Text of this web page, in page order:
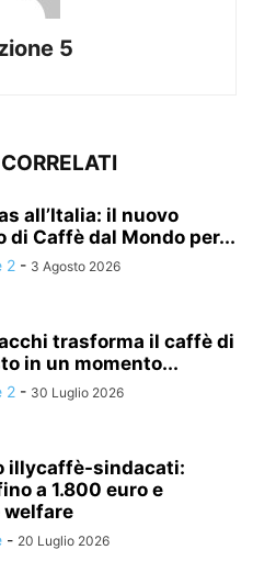
5
all’Italia: il nuovo
di Caffè dal Mondo per...
2 - 3 Agosto 2026
trasforma il caffè di
in un momento...
2 - 30 Luglio 2026
illycaffè-sindacati:
a 1.800 euro e
welfare
- 20 Luglio 2026